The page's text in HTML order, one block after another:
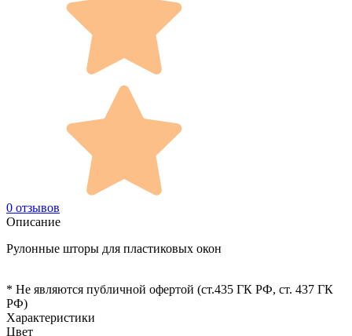
0 отзывов
Описание
Рулонные шторы для пластиковых окон
* Не являются публичной офертой (ст.435 ГК РФ, cт. 437 ГК
РФ)
Характеристики
Цвет